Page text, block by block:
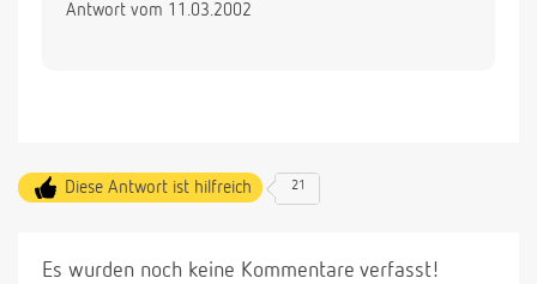
Antwort vom 11.03.2002
Diese Antwort ist hilfreich 21
Es wurden noch keine Kommentare verfasst!